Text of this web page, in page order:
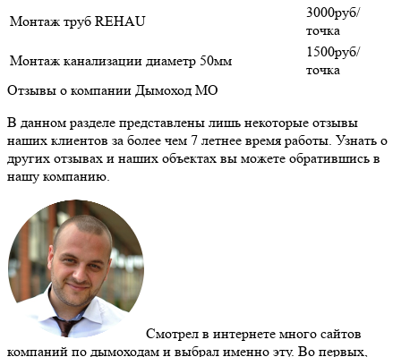
Монтаж труб REHAU
3000руб/
точка
Монтаж канализации диаметр 50мм
1500руб/
точка
Отзывы о компании Дымоход МО
В данном разделе представлены лишь некоторые отзывы
наших клиентов за более чем 7 летнее время работы. Узнать о
других отзывах и наших объектах вы можете обратившись в
нашу компанию.
Смотрел в интернете много сайтов
компаний по дымоходам и выбрал именно эту. Во первых,